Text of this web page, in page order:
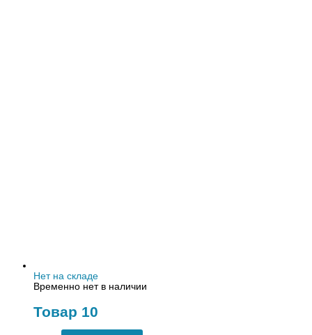
Нет на складе
Временно нет в наличии
Товар 10